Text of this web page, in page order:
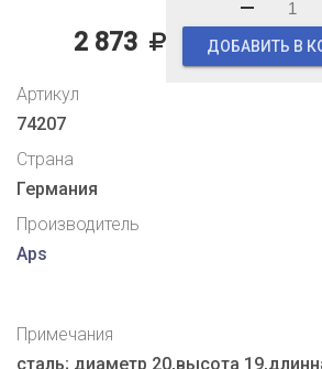
2 873 ДОБАВИТЬ В
Артикул
74207
Страна
Германия
Производитель
Aps
Примечания
сталь; диаметр 20,высота